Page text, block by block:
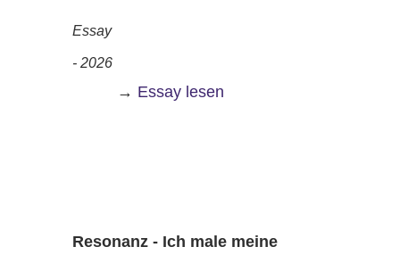
Essay
- 2026
→ Essay lesen
Resonanz - Ich male meine